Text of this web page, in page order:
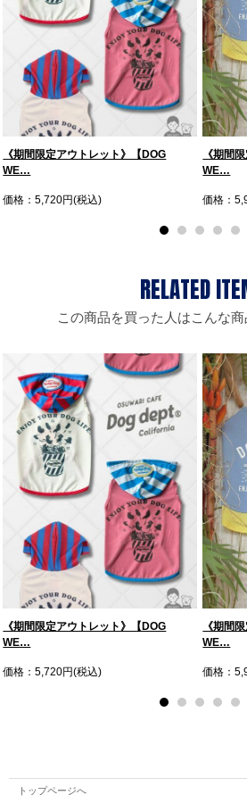
《期間限定アウトレット》【DOG
WE…
価格：5,720円(税込)
《期間
WE…
価格：
この商品を買った人はこんな
《期間限定アウトレット》【DOG
WE…
価格：5,720円(税込)
《期間
WE…
価格：
トップページへ